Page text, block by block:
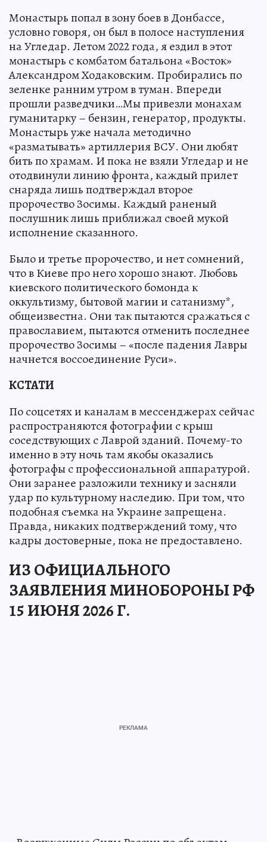
Монастырь попал в зону боев в Донбассе,
условно говоря, он был в полосе наступления
на Угледар. Летом 2022 года, я ездил в этот
монастырь с комбатом батальона «Восток»
Александром Ходаковским. Пробирались по
зеленке ранним утром в туман. Впереди
прошли разведчики…Мы привезли монахам
гуманитарку – бензин, генератор, продукты.
Монастырь уже начала методично
«разматывать» артиллерия ВСУ. Они любят
бить по храмам. И пока не взяли Угледар и не
отодвинули линию фронта, каждый прилет
снаряда лишь подтверждал второе
пророчество Зосимы. Каждый раненый
послушник лишь приближал своей мукой
исполнение сказанного.
Было и третье пророчество, и нет сомнений,
что в Киеве про него хорошо знают. Любовь
киевского политического бомонда к
оккультизму, бытовой магии и сатанизму*,
общеизвестна. Они так пытаются сражаться с
православием, пытаются отменить последнее
пророчество Зосимы – «после падения Лавры
начнется воссоединение Руси».
КСТАТИ
По соцсетях и каналам в мессенджерах сейчас
распространяются фотографии с крыш
соседствующих с Лаврой зданий. Почему-то
именно в эту ночь там якобы оказались
фотографы с профессиональной аппаратурой.
Они заранее разложили технику и засняли
удар по культурному наследию. При том, что
подобная съемка на Украине запрещена.
Правда, никаких подтверждений тому, что
кадры достоверные, пока не предоставлено.
ИЗ ОФИЦИАЛЬНОГО
ЗАЯВЛЕНИЯ МИНОБОРОНЫ РФ
15 ИЮНЯ 2026 Г.